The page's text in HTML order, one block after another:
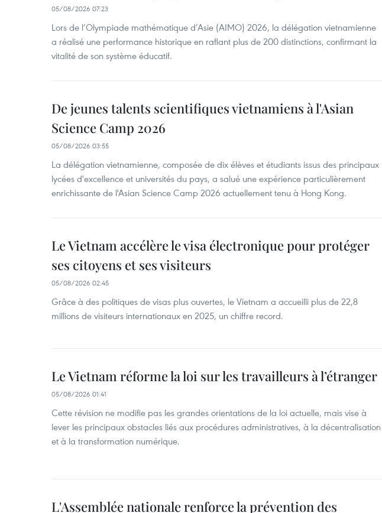
05/08/2026 07:23
Lors de l’Olympiade mathématique d’Asie (AIMO) 2026, la délégation vietnamienne
a réalisé une performance historique en raflant plus de 200 distinctions, confirmant la
vitalité de son système éducatif.
De jeunes talents scientifiques vietnamiens à l'Asian
Science Camp 2026
05/08/2026 03:55
La délégation vietnamienne, composée de dix élèves et étudiants issus des principaux
lycées d'excellence et universités du pays, a salué une expérience particulièrement
enrichissante de l'Asian Science Camp 2026 actuellement tenu à Hong Kong.
Le Vietnam accélère le visa électronique pour protéger
ses citoyens et ses visiteurs
05/08/2026 02:45
Grâce à des politiques de visas plus ouvertes, le Vietnam a accueilli plus de 22,8
millions de visiteurs internationaux en 2025, un chiffre record.
Le Vietnam réforme la loi sur les travailleurs à l’étranger
05/08/2026 01:41
Cette révision ne modifie pas les grandes orientations de la loi actuelle, mais vise à
lever les principaux obstacles liés aux procédures administratives, à la décentralisation
et à la transformation numérique.
L'Assemblée nationale renforce la prévention des